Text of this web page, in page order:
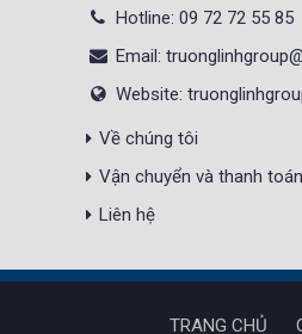
Nồi phở 30-
Không áp
dụng
GC1050
dụng
Hotline: 09 72 72 55 85
Email:
Website:
Về chúng tôi
Vận chuyển và thanh toán
Liên hệ
TRANG CHỦ